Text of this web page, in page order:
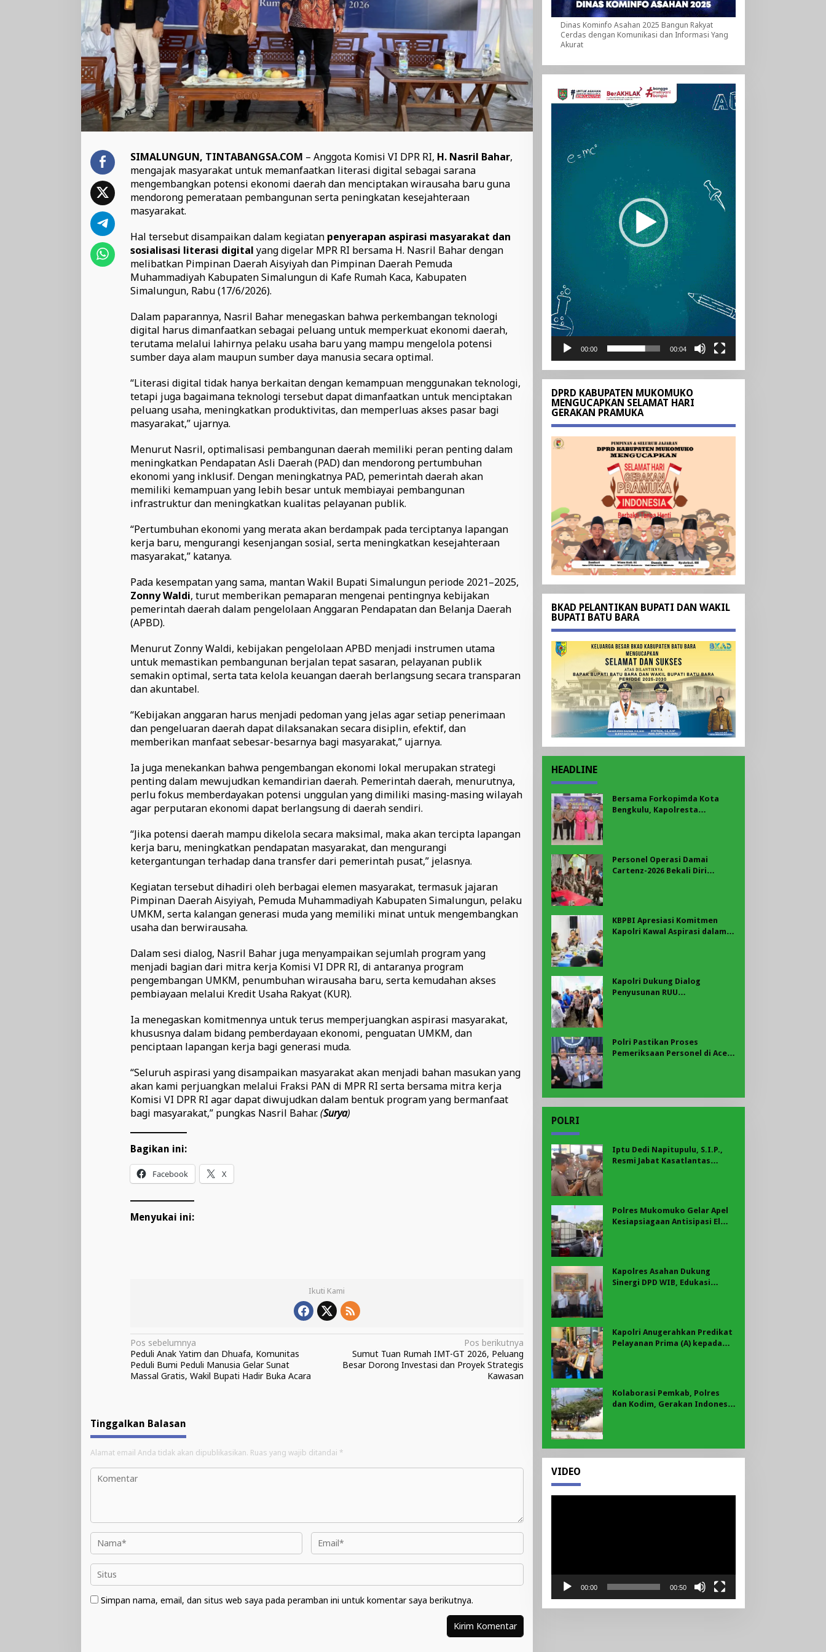
SIMALUNGUN, TINTABANGSA.COM – Anggota Komisi VI DPR RI, H. Nasril Bahar,
mengajak masyarakat untuk memanfaatkan literasi digital sebagai sarana
mengembangkan potensi ekonomi daerah dan menciptakan wirausaha baru guna
mendorong pemerataan pembangunan serta peningkatan kesejahteraan
masyarakat.
Hal tersebut disampaikan dalam kegiatan penyerapan aspirasi masyarakat dan
sosialisasi literasi digital yang digelar MPR RI bersama H. Nasril Bahar dengan
melibatkan Pimpinan Daerah Aisyiyah dan Pimpinan Daerah Pemuda
Muhammadiyah Kabupaten Simalungun di Kafe Rumah Kaca, Kabupaten
Simalungun, Rabu (17/6/2026).
Dalam paparannya, Nasril Bahar menegaskan bahwa perkembangan teknologi
digital harus dimanfaatkan sebagai peluang untuk memperkuat ekonomi daerah,
terutama melalui lahirnya pelaku usaha baru yang mampu mengelola potensi
sumber daya alam maupun sumber daya manusia secara optimal.
“Literasi digital tidak hanya berkaitan dengan kemampuan menggunakan teknologi,
tetapi juga bagaimana teknologi tersebut dapat dimanfaatkan untuk menciptakan
peluang usaha, meningkatkan produktivitas, dan memperluas akses pasar bagi
masyarakat,” ujarnya.
Menurut Nasril, optimalisasi pembangunan daerah memiliki peran penting dalam
meningkatkan Pendapatan Asli Daerah (PAD) dan mendorong pertumbuhan
ekonomi yang inklusif. Dengan meningkatnya PAD, pemerintah daerah akan
memiliki kemampuan yang lebih besar untuk membiayai pembangunan
infrastruktur dan meningkatkan kualitas pelayanan publik.
“Pertumbuhan ekonomi yang merata akan berdampak pada terciptanya lapangan
kerja baru, mengurangi kesenjangan sosial, serta meningkatkan kesejahteraan
masyarakat,” katanya.
Pada kesempatan yang sama, mantan Wakil Bupati Simalungun periode 2021–2025,
Zonny Waldi, turut memberikan pemaparan mengenai pentingnya kebijakan
pemerintah daerah dalam pengelolaan Anggaran Pendapatan dan Belanja Daerah
(APBD).
Menurut Zonny Waldi, kebijakan pengelolaan APBD menjadi instrumen utama
untuk memastikan pembangunan berjalan tepat sasaran, pelayanan publik
semakin optimal, serta tata kelola keuangan daerah berlangsung secara transparan
dan akuntabel.
“Kebijakan anggaran harus menjadi pedoman yang jelas agar setiap penerimaan
dan pengeluaran daerah dapat dilaksanakan secara disiplin, efektif, dan
memberikan manfaat sebesar-besarnya bagi masyarakat,” ujarnya.
Ia juga menekankan bahwa pengembangan ekonomi lokal merupakan strategi
penting dalam mewujudkan kemandirian daerah. Pemerintah daerah, menurutnya,
perlu fokus memberdayakan potensi unggulan yang dimiliki masing-masing wilayah
agar perputaran ekonomi dapat berlangsung di daerah sendiri.
“Jika potensi daerah mampu dikelola secara maksimal, maka akan tercipta lapangan
kerja baru, meningkatkan pendapatan masyarakat, dan mengurangi
ketergantungan terhadap dana transfer dari pemerintah pusat,” jelasnya.
Kegiatan tersebut dihadiri oleh berbagai elemen masyarakat, termasuk jajaran
Pimpinan Daerah Aisyiyah, Pemuda Muhammadiyah Kabupaten Simalungun, pelaku
UMKM, serta kalangan generasi muda yang memiliki minat untuk mengembangkan
usaha dan berwirausaha.
Dalam sesi dialog, Nasril Bahar juga menyampaikan sejumlah program yang
menjadi bagian dari mitra kerja Komisi VI DPR RI, di antaranya program
pengembangan UMKM, penumbuhan wirausaha baru, serta kemudahan akses
pembiayaan melalui Kredit Usaha Rakyat (KUR).
Ia menegaskan komitmennya untuk terus memperjuangkan aspirasi masyarakat,
khususnya dalam bidang pemberdayaan ekonomi, penguatan UMKM, dan
penciptaan lapangan kerja bagi generasi muda.
“Seluruh aspirasi yang disampaikan masyarakat akan menjadi bahan masukan yang
akan kami perjuangkan melalui Fraksi PAN di MPR RI serta bersama mitra kerja
Komisi VI DPR RI agar dapat diwujudkan dalam bentuk program yang bermanfaat
bagi masyarakat,” pungkas Nasril Bahar.(Surya)
Bagikan ini:
Facebook X
Menyukai ini:
Ikuti Kami
Navigasi
pos
Pos sebelumnya
Peduli Anak Yatim dan Dhuafa, Komunitas
Peduli Bumi Peduli Manusia Gelar Sunat
Massal Gratis, Wakil Bupati Hadir Buka Acara
Pos berikutnya
Sumut Tuan Rumah IMT-GT 2026, Peluang
Besar Dorong Investasi dan Proyek Strategis
Kawasan
Tinggalkan Balasan
Alamat email Anda tidak akan dipublikasikan. Ruas yang wajib ditandai *
Simpan nama, email, dan situs web saya pada peramban ini untuk komentar saya berikutnya.
Dinas Kominfo Asahan 2025 Bangun Rakyat
Cerdas dengan Komunikasi dan Informasi Yang
Akurat
Pemutar
Video
00:00 00:04
DPRD KABUPATEN MUKOMUKO
MENGUCAPKAN SELAMAT HARI
GERAKAN PRAMUKA
BKAD PELANTIKAN BUPATI DAN WAKIL
BUPATI BATU BARA
HEADLINE
Bersama Forkopimda Kota
Bengkulu, Kapolresta
Personel Operasi Damai
Cartenz-2026 Bekali Diri
KBPBI Apresiasi Komitmen
Kapolri Kawal Aspirasi dalam
Kapolri Dukung Dialog
Penyusunan RUU
Polri Pastikan Proses
Pemeriksaan Personel di Aceh
POLRI
Iptu Dedi Napitupulu, S.I.P.,
Resmi Jabat Kasatlantas
Polres Mukomuko Gelar Apel
Kesiapsiagaan Antisipasi El
Kapolres Asahan Dukung
Sinergi DPD WIB, Edukasi
Kapolri Anugerahkan Predikat
Pelayanan Prima (A) kepada
Kolaborasi Pemkab, Polres
dan Kodim, Gerakan Indonesia
VIDEO
00:00 00:50